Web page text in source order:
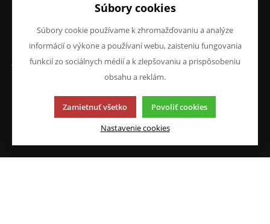
Prohlášení o ochraně
Doprava a platba
JAZYK A MENA
NAPÍŠTE NÁM
Chcete nám niečo povedať o
shope? Neváhajte napísať.
Chcem napísať správu
Súbory cookies
Súbory cookie používame k zhromažďovaniu a analýze
informácií o výkone a používaní webu, zaisteniu fungovania
funkcií zo sociálnych médií a k zlepšovaniu a prispôsobeniu
obsahu a reklám.
Zamietnuť všetko Povoliť cookies
Nastavenie cookies